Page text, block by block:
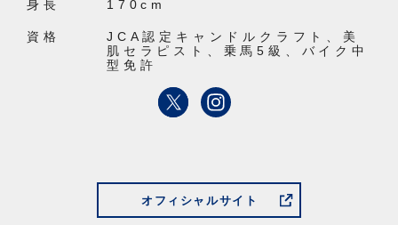
身長 170cm
資格
JCA認定キャンドルクラフト、美
肌セラピスト、乗馬5級、バイク中
型免許
オフィシャルサイト